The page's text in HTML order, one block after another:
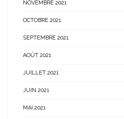
NOVEMBRE 2021
OCTOBRE 2021
SEPTEMBRE 2021
AOÛT 2021
JUILLET 2021
JUIN 2021
MAI 2021